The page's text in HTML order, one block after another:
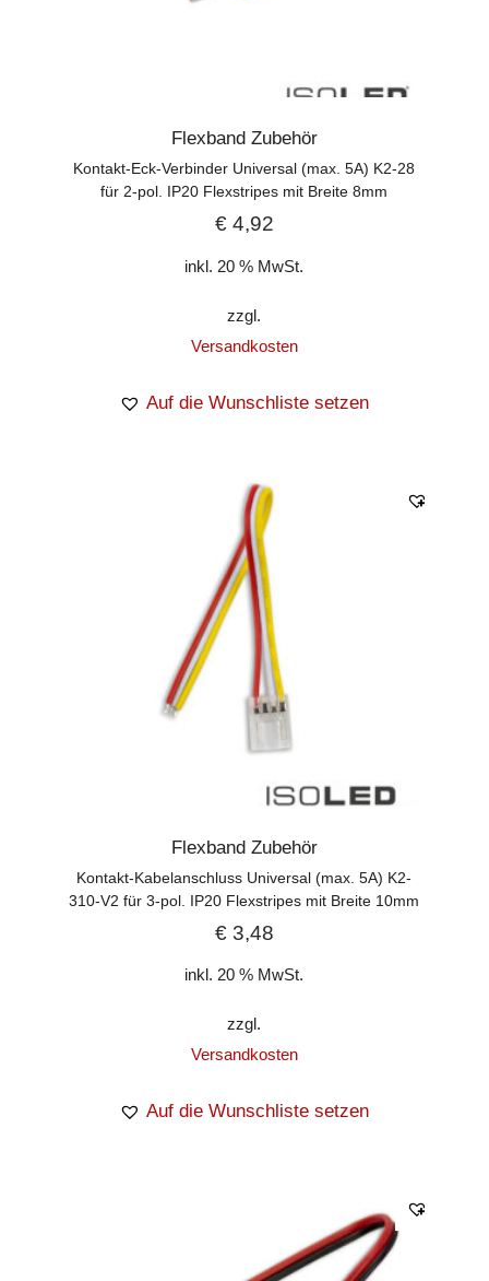
Flexband Zubehör
Kontakt-Eck-Verbinder Universal (max. 5A) K2-28
für 2-pol. IP20 Flexstripes mit Breite 8mm
€4,92
inkl. 20 % MwSt.
zzgl.
Versandkosten
Auf die Wunschliste setzen
Flexband Zubehör
Kontakt-Kabelanschluss Universal (max. 5A) K2-
310-V2 für 3-pol. IP20 Flexstripes mit Breite 10mm
€3,48
inkl. 20 % MwSt.
zzgl.
Versandkosten
Auf die Wunschliste setzen